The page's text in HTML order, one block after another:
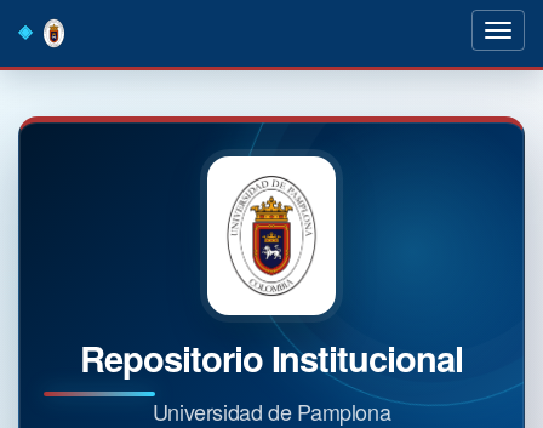
navigation
Repositorio Institucional
Universidad de Pamplona